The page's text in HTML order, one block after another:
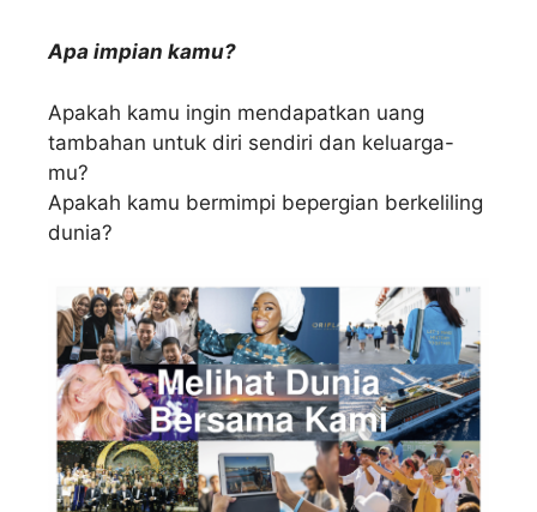
Apa impian kamu?
Apakah kamu ingin mendapatkan uang
tambahan untuk diri sendiri dan keluarga-
mu?
Apakah kamu bermimpi bepergian berkeliling
dunia?